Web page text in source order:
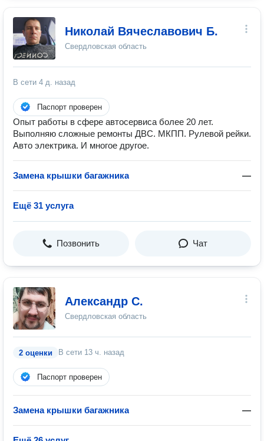
Николай Вячеславович Б.
Свердловская область
В сети 4 д. назад
Паспорт проверен
Опыт работы в сфере автосервиса более 20 лет.
Выполняю сложные ремонты ДВС. МКПП. Рулевой рейки.
Авто электрика. И многое другое.
Замена крышки багажника —
Ещё 31 услуга
Позвонить Чат
Александр С.
Свердловская область
2 оценки В сети 13 ч. назад
Паспорт проверен
Замена крышки багажника —